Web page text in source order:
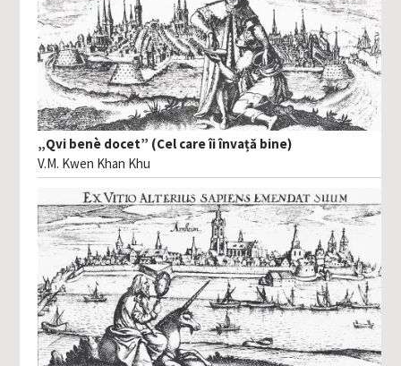
„Qvi benè docet” (Cel care îi învață bine)
V.M. Kwen Khan Khu